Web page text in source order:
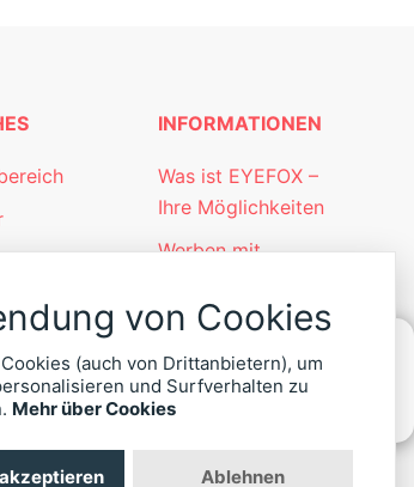
INFORMATIONEN
Was ist EYEFOX –
Ihre Möglichkeiten
Werben mit
Kontakt
Datenschutz
Impressum
von Cookies
(auch von Drittanbietern), um
und Surfverhalten zu
Mehr über Cookies
Ablehnen